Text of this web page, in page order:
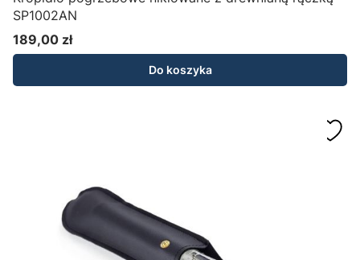
SP1002AN
Cena
189,00 zł
Do koszyka